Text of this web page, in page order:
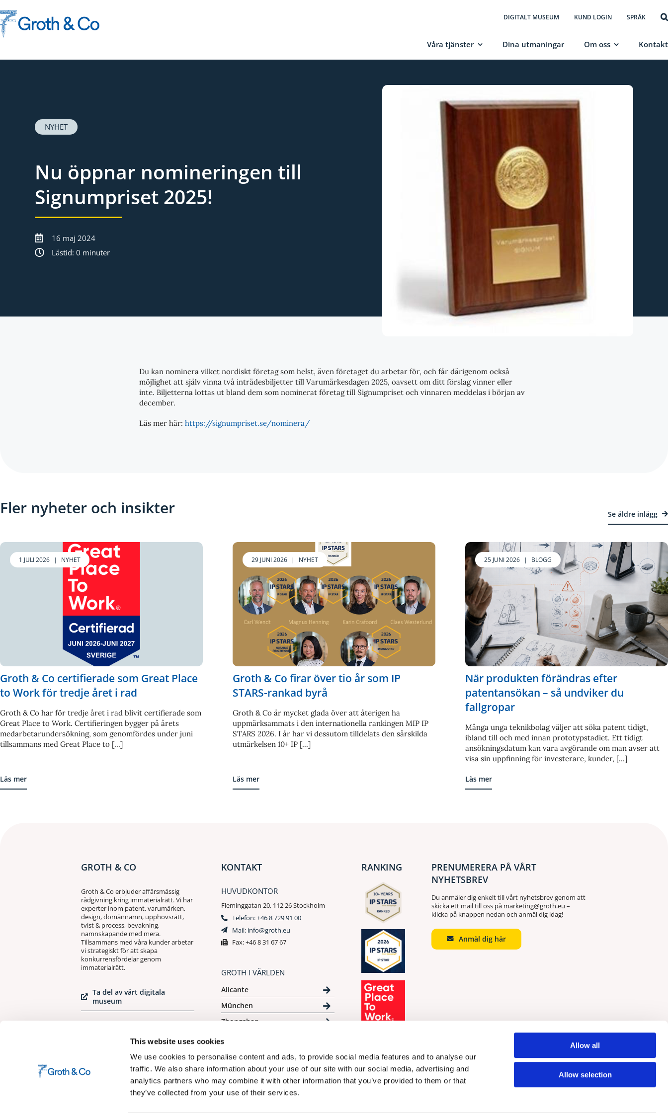
This website uses cookies
We use cookies to personalise content and ads, to provide social media features and to analyse our
traffic. We also share information about your use of our site with our social media, advertising and
analytics partners who may combine it with other information that you’ve provided to them or that
they’ve collected from your use of their services.
Allow all
Allow selection
till
innehållet
DIGITALT MUSEUM KUND LOGIN SPRÅK
Våra tjänster Dina utmaningar Om oss Kontakt
NYHET
Nu öppnar nomineringen till
Signumpriset 2025!
16 maj 2024
Lästid: 0 minuter
Du kan nominera vilket nordiskt företag som helst, även företaget du arbetar för, och får därigenom också
möjlighet att själv vinna två inträdesbiljetter till Varumärkesdagen 2025, oavsett om ditt förslag vinner eller
inte. Biljetterna lottas ut bland dem som nominerat företag till Signumpriset och vinnaren meddelas i början av
december.
Läs mer här: https://signumpriset.se/nominera/
Fler nyheter och insikter Se äldre inlägg
1 JULI 2026 | NYHET
Groth & Co certifierade som Great Place
to Work för tredje året i rad
Groth & Co har för tredje året i rad blivit certifierade som
Great Place to Work. Certifieringen bygger på årets
medarbetarundersökning, som genomfördes under juni
tillsammans med Great Place to [...]
Läs mer
29 JUNI 2026 | NYHET
Groth & Co firar över tio år som IP
STARS-rankad byrå
Groth & Co är mycket glada över att återigen ha
uppmärksammats i den internationella rankingen MIP IP
STARS 2026. I år har vi dessutom tilldelats den särskilda
utmärkelsen 10+ IP [...]
Läs mer
25 JUNI 2026 | BLOGG
När produkten förändras efter
patentansökan – så undviker du
fallgropar
Många unga teknikbolag väljer att söka patent tidigt,
ibland till och med innan prototypstadiet. Ett tidigt
ansökningsdatum kan vara avgörande om man avser att
visa sin uppfinning för investerare, kunder, [...]
Läs mer
GROTH & CO
Groth & Co erbjuder affärsmässig
rådgivning kring immaterialrätt. Vi har
experter inom patent, varumärken,
design, domännamn, upphovsrätt,
tvist & process, bevakning,
namnskapande med mera.
Tillsammans med våra kunder arbetar
vi strategiskt för att skapa
konkurrensfördelar genom
immaterialrätt.
Ta del av vårt digitala
museum
Cookie- och integritetspolicy
Tillgänglighetsredogörelse
KONTAKT
HUVUDKONTOR
Fleminggatan 20, 112 26 Stockholm
Telefon: +46 8 729 91 00
Mail: info@groth.eu
Fax: +46 8 31 67 67
GROTH I VÄRLDEN
Alicante
München
Zhongshan
RANKING
PRENUMERERA PÅ VÅRT
NYHETSBREV
Du anmäler dig enkelt till vårt nyhetsbrev genom att
skicka ett mail till oss på marketing@groth.eu –
klicka på knappen nedan och anmäl dig idag!
Anmäl dig här